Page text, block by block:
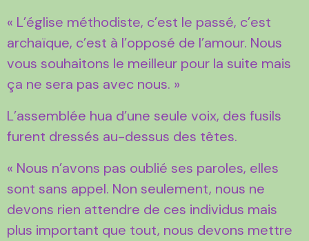
« L’église méthodiste, c’est le passé, c’est
archaïque, c’est à l’opposé de l’amour. Nous
vous souhaitons le meilleur pour la suite mais
ça ne sera pas avec nous. »
L’assemblée hua d’une seule voix, des fusils
furent dressés au-dessus des têtes.
« Nous n’avons pas oublié ses paroles, elles
sont sans appel. Non seulement, nous ne
devons rien attendre de ces individus mais
plus important que tout, nous devons mettre